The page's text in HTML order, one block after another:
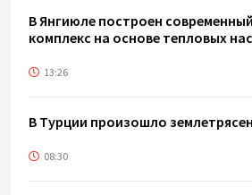
В Янгиюле построен
комплекс на основе тепловых
13:26
В Турции произошло
08:30